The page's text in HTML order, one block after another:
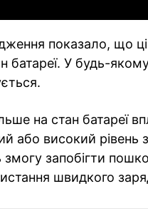
показало, що
батареї. У будь-
на стан батареї
або високий рівень
запобігти
швидкого